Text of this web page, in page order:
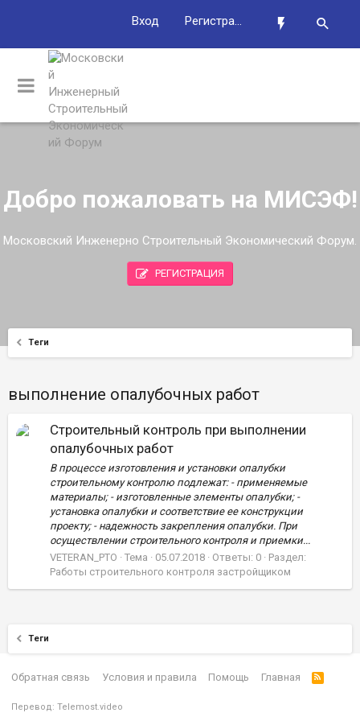
Вход Регистрация
Добро пожаловать на МИСЭФ!
Московский Инженерно Строительный Экономический Форум.
РЕГИСТРАЦИЯ
Теги
выполнение опалубочных работ
Строительный контроль при выполнении
опалубочных работ
В процессе изготовления и установки опалубки
строительному контролю подлежат: - применяемые
материалы; - изготовленные элементы опалубки; -
установка опалубки и соответствие ее конструкции
проекту; - надежность закрепления опалубки. При
осуществлении строительного контроля и приемки...
VETERAN_PTO
Тема 05.07.2018 Ответы: 0
Раздел:
Работы строительного контроля застройщиком
Теги
Обратная связь Условия и правила Помощь Главная
Перевод: Telemost.video